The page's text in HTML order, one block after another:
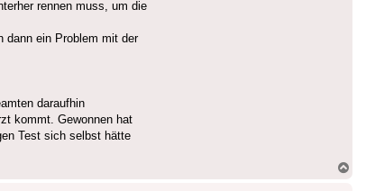
rennen muss, um die
dann ein Problem mit der
daraufhin
kommt. Gewonnen hat
Test sich selbst hätte